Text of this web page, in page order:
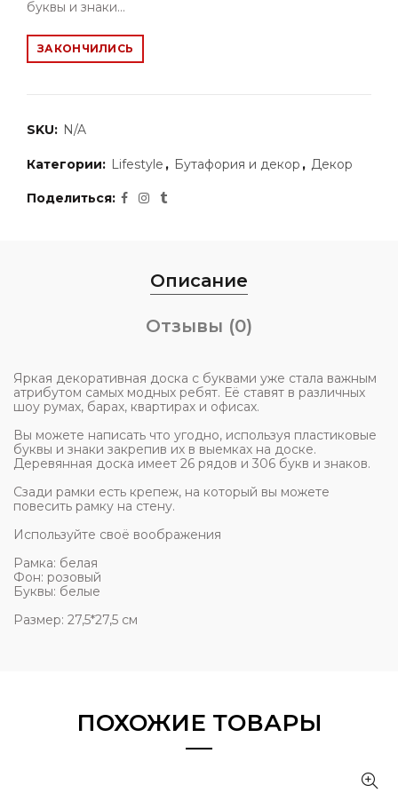
буквы и знаки...
ЗАКОНЧИЛИСЬ
SKU: N/A
Категории: Lifestyle , Бутафория и декор , Декор
Поделиться
Описание
Отзывы (0)
Яркая декоративная доска с буквами уже стала важным
атрибутом самых модных ребят. Её ставят в различных
шоу румах, барах, квартирах и офисах.
Вы можете написать что угодно, используя пластиковые
буквы и знаки закрепив их в выемках на доске.
Деревянная доска имеет 26 рядов и 306 букв и знаков.
Сзади рамки есть крепеж, на который вы можете
повесить рамку на стену.
Используйте своё воображения
Рамка: белая
Фон: розовый
Буквы: белые
Размер: 27,5*27,5 см
ПОХОЖИЕ ТОВАРЫ